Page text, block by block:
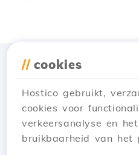
// cookies
Hostico gebruikt,
cookies voor
verkeersanalyse en
bruikbaarheid van het
Download de